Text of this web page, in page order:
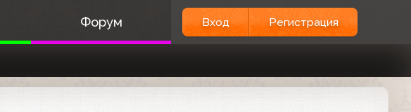
Форум Вход Регистрация